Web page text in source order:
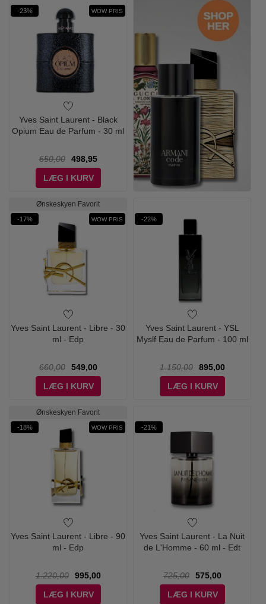
-23% WOW PRIS
Yves Saint Laurent - Black
Opium Eau de Parfum - 30 ml
650,00
498,95
LÆG I KURV
Ønskeskyen Favorit
-17% WOW PRIS
Yves Saint Laurent - Libre - 30
ml - Edp
660,00
549,00
LÆG I KURV
-22%
Yves Saint Laurent - YSL
Myslf Eau de Parfum - 100 ml
1.150,00
895,00
LÆG I KURV
Ønskeskyen Favorit
-18% WOW PRIS
Yves Saint Laurent - Libre - 90
ml - Edp
1.220,00
995,00
LÆG I KURV
-21%
Yves Saint Laurent - La Nuit
de L'Homme - 60 ml - Edt
725,00
575,00
LÆG I KURV